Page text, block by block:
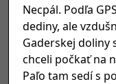
Necpál. Podľa
dediny, ale
Gaderskej doliny
chceli počkať na
Paľo tam sedí s